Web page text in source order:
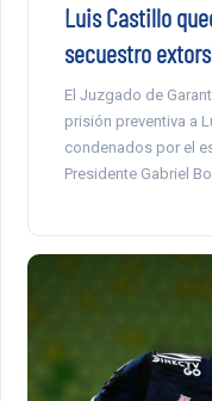
Luis Castillo
secuestro
El Juzgado de
prisión preventiva a
condenados por el
Presidente Gabriel